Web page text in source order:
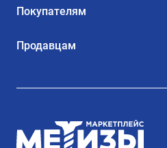
Покупателям
Продавцам